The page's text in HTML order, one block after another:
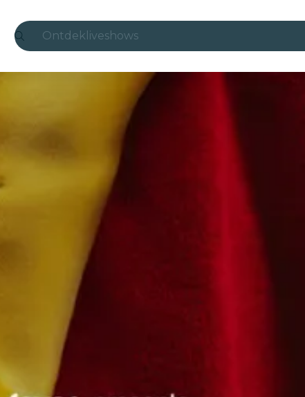
Ontdek liveshows
Candlelight
Londen
São Paulo
tentoonstellingen
Seoul